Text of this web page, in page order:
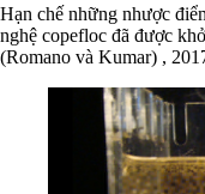
Hạn chế những nhược
nghệ copefloc đã được
(Romano và Kumar) ,